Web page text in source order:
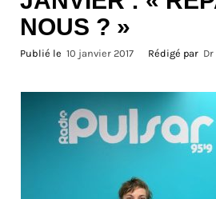
NOUS ? »
Publié le 10 janvier 2017 Rédigé par